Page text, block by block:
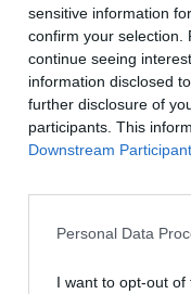
sensitive information
confirm your selection.
continue seeing
information disclosed
further disclosure of
participants. This
Downstream
Personal Data
I want to opt-out of
nem érte, angolból és
német nyelvből